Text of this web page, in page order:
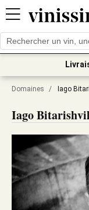
Domaines / Iago
Iago